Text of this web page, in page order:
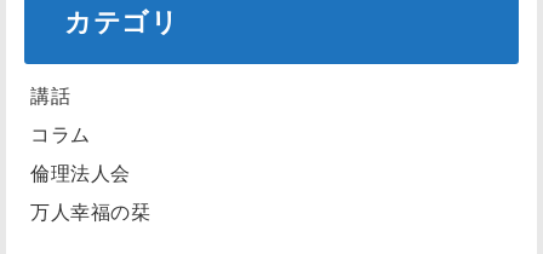
カテゴリ
講話
コラム
倫理法人会
万人幸福の栞